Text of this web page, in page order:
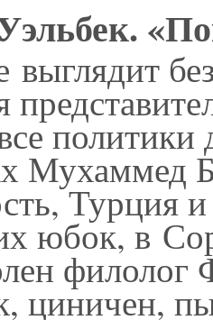
выглядит
Мухаммед
Турция
юбок, в
филолог
циничен,